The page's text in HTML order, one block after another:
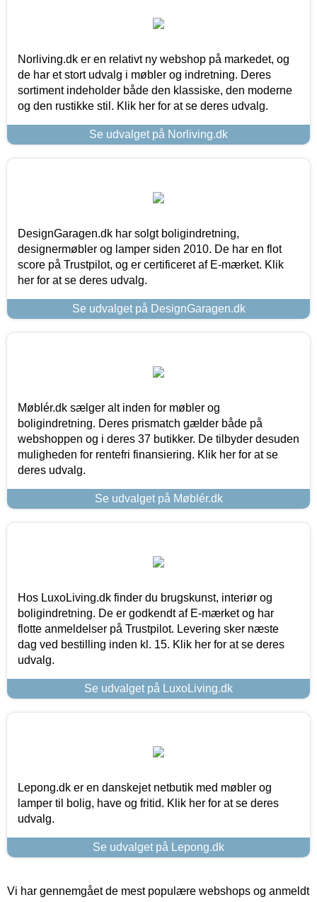
Norliving.dk er en relativt ny webshop på markedet, og
de har et stort udvalg i møbler og indretning. Deres
sortiment indeholder både den klassiske, den moderne
og den rustikke stil. Klik her for at se deres udvalg.
Se udvalget på Norliving.dk
DesignGaragen.dk har solgt boligindretning,
designermøbler og lamper siden 2010. De har en flot
score på Trustpilot, og er certificeret af E-mærket. Klik
her for at se deres udvalg.
Se udvalget på DesignGaragen.dk
Møblér.dk sælger alt inden for møbler og
boligindretning. Deres prismatch gælder både på
webshoppen og i deres 37 butikker. De tilbyder desuden
muligheden for rentefri finansiering. Klik her for at se
deres udvalg.
Se udvalget på Møblér.dk
Hos LuxoLiving.dk finder du brugskunst, interiør og
boligindretning. De er godkendt af E-mærket og har
flotte anmeldelser på Trustpilot. Levering sker næste
dag ved bestilling inden kl. 15. Klik her for at se deres
udvalg.
Se udvalget på LuxoLiving.dk
Lepong.dk er en danskejet netbutik med møbler og
lamper til bolig, have og fritid. Klik her for at se deres
udvalg.
Se udvalget på Lepong.dk
Vi har gennemgået de mest populære webshops og anmeldt